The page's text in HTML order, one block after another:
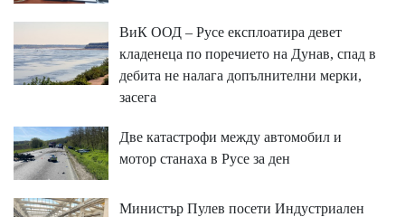
ВиК ООД – Русе експлоатира девет
кладенеца по поречието на Дунав, спад в
дебита не налага допълнителни мерки,
засега
Две катастрофи между автомобил и
мотор станаха в Русе за ден
Министър Пулев посети Индустриален